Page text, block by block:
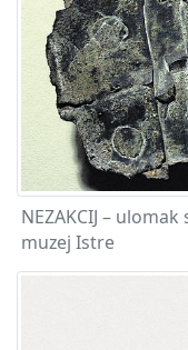
NEZAKCIJ –
muzej Istre